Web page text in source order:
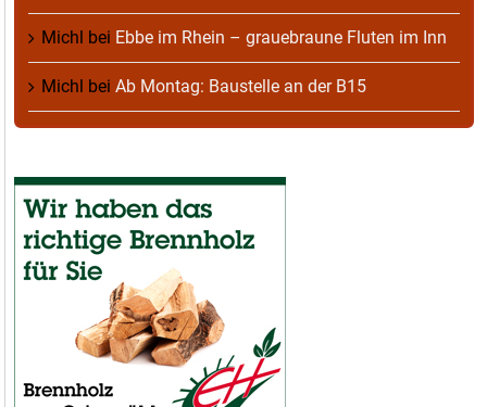
Michl bei Ebbe im Rhein – grauebraune Fluten im Inn
Michl bei Ab Montag: Baustelle an der B15